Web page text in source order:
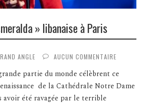
» libanaise à Paris
ANGLE AUCUN COMMENTAIRE
partie du monde célèbrent ce
de la Cathédrale Notre Dame
avoir été ravagée par le terrible